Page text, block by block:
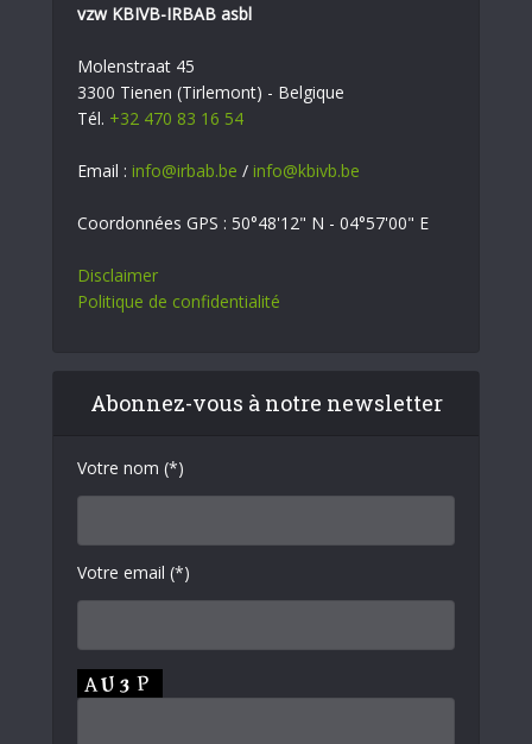
vzw KBIVB-IRBAB asbl
Molenstraat 45
3300 Tienen (Tirlemont) - Belgique
Tél. +32 470 83 16 54
Email : info@irbab.be / info@kbivb.be
Coordonnées GPS : 50°48'12" N - 04°57'00" E
Disclaimer
Politique de confidentialité
Abonnez-vous à notre newsletter
Votre nom (*)
Votre email (*)